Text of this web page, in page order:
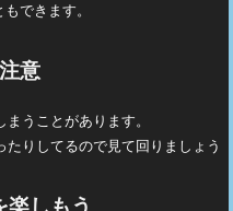
できます。
意
うことがあります。
りしてるので見て回りましょう
楽しもう